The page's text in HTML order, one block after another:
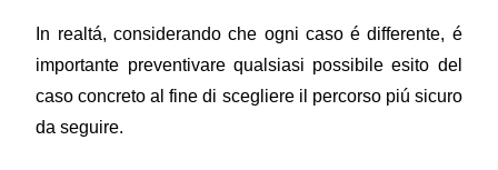
In realtá, considerando che ogni caso é differente, é
importante preventivare qualsiasi possibile esito del
caso concreto al fine di scegliere il percorso piú sicuro
da seguire.